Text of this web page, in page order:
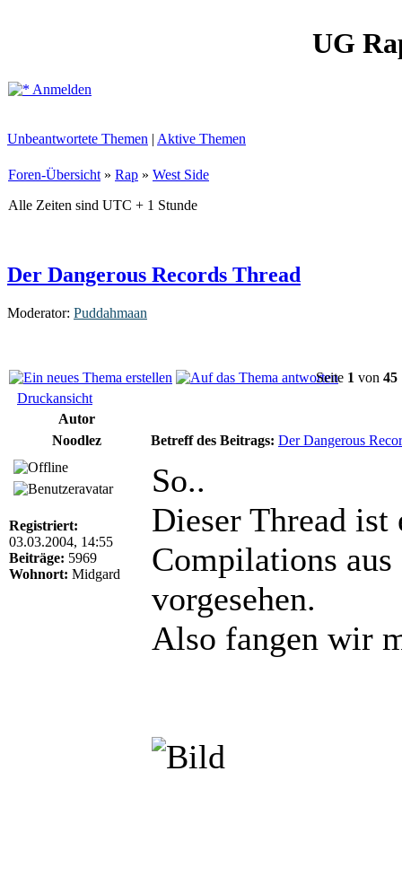
UG
Anmelden
Unbeantwortete Themen | Aktive Themen
Foren-Übersicht » Rap » West Side
Alle Zeiten sind UTC + 1 Stunde
Der Dangerous Records Thread
Moderator: Puddahmaan
Seite 1 von 45
Druckansicht
Autor
Noodlez
Betreff des Beitrags: Der Dangerous
Registriert:
03.03.2004, 14:55
Beiträge: 5969
Wohnort: Midgard
So..
Dieser Thread
Compilations
vorgesehen.
Also fangen wir